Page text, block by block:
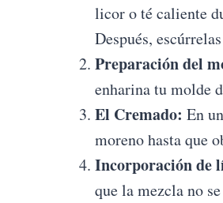
licor o té caliente
Después,
Preparación del
enharina tu molde
El Cremado: En
moreno hasta que
Incorporación de
que la mezcla no